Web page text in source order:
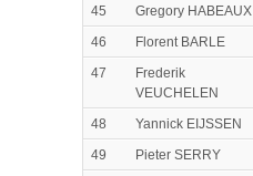
45
Gregory HABEAUX
46
Florent BARLE
47
Frederik
VEUCHELEN
48 Yannick EIJSSEN
49
Pieter SERRY